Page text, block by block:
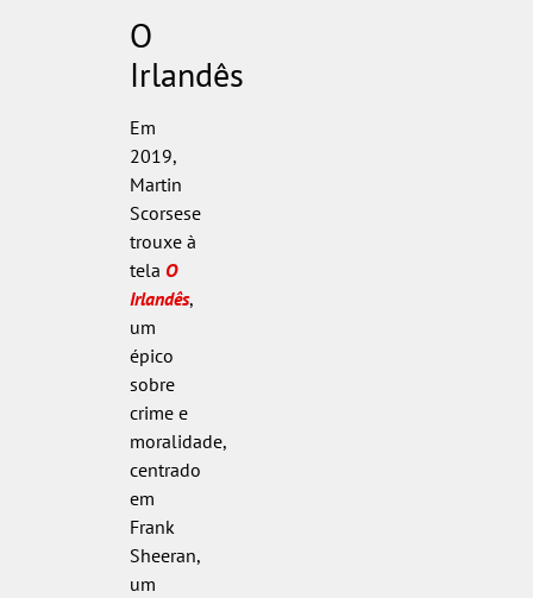
O
Irlandês
Em
2019,
Martin
Scorsese
trouxe à
tela O
Irlandês,
um
épico
sobre
crime e
moralidade,
centrado
em
Frank
Sheeran,
um